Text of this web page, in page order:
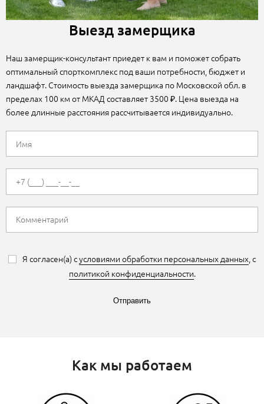
Выезд замерщика
Наш замерщик-консультант приедет к вам и поможет собрать
оптимальный спорткомплекс под ваши потребности, бюджет и
ландшафт. Стоимость выезда замерщика по Московской обл. в
пределах 100 км от МКАД составляет 3500 ₽. Цена выезда на
более длинные расстояния рассчитывается индивидуально.
Я согласен(а) сусловиями обработки персональных данных, с
политикой конфиденциальности.
Отправить
Как мы работаем